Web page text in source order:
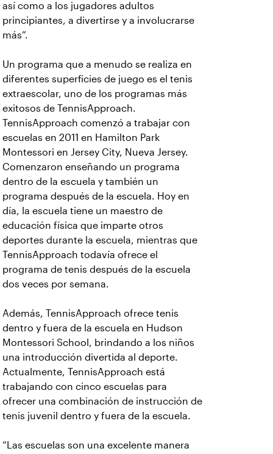
así como a los jugadores adultos
principiantes, a divertirse y a involucrarse
más”.
Un programa que a menudo se realiza en
diferentes superficies de juego es el tenis
extraescolar, uno de los programas más
exitosos de TennisApproach.
TennisApproach comenzó a trabajar con
escuelas en 2011 en Hamilton Park
Montessori en Jersey City, Nueva Jersey.
Comenzaron enseñando un programa
dentro de la escuela y también un
programa después de la escuela. Hoy en
día, la escuela tiene un maestro de
educación física que imparte otros
deportes durante la escuela, mientras que
TennisApproach todavía ofrece el
programa de tenis después de la escuela
dos veces por semana.
Además, TennisApproach ofrece tenis
dentro y fuera de la escuela en Hudson
Montessori School, brindando a los niños
una introducción divertida al deporte.
Actualmente, TennisApproach está
trabajando con cinco escuelas para
ofrecer una combinación de instrucción de
tenis juvenil dentro y fuera de la escuela.
“Las escuelas son una excelente manera